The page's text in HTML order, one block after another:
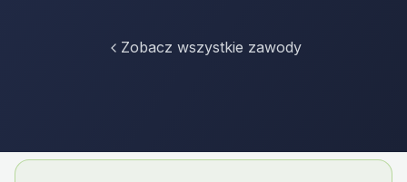
Zobacz wszystkie zawody